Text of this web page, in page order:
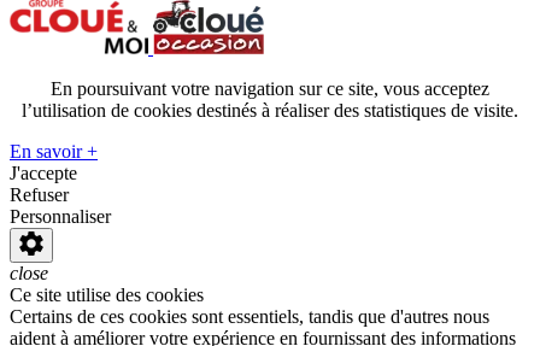
En poursuivant votre navigation sur ce site, vous acceptez
l’utilisation de cookies destinés à réaliser des statistiques de visite.
En savoir +
J'accepte
Refuser
Personnaliser
close
Ce site utilise des cookies
Certains de ces cookies sont essentiels, tandis que d'autres nous
aident à améliorer votre expérience en fournissant des informations